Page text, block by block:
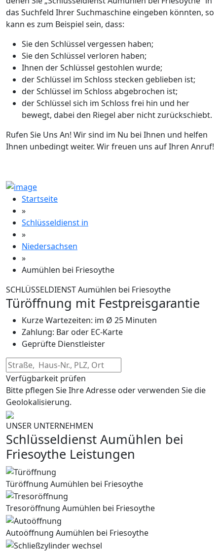
das Suchfeld Ihrer Suchmaschine eingeben könnten, so
kann es zum Beispiel sein, dass:
Sie den Schlüssel vergessen haben;
Sie den Schlüssel verloren haben;
Ihnen der Schlüssel gestohlen wurde;
der Schlüssel im Schloss stecken geblieben ist;
der Schlüssel im Schloss abgebrochen ist;
der Schlüssel sich im Schloss frei hin und her
bewegt, dabei den Riegel aber nicht zurückschiebt.
Rufen Sie Uns An! Wir sind im Nu bei Ihnen und helfen
Ihnen unbedingt weiter. Wir freuen uns auf Ihren Anruf!
Startseite
»
Schlüsseldienst in
»
Niedersachsen
»
Aumühlen bei Friesoythe
SCHLÜSSELDIENST Aumühlen bei Friesoythe
Türöffnung mit Festpreisgarantie
Kurze Wartezeiten: im Ø 25 Minuten
Zahlung: Bar oder EC-Karte
Geprüfte Dienstleister
Verfügbarkeit prüfen
Bitte pflegen Sie Ihre Adresse oder verwenden Sie die
Geolokalisierung.
UNSER UNTERNEHMEN
Schlüsseldienst Aumühlen bei
Friesoythe Leistungen
Türöffnung Aumühlen bei Friesoythe
Tresoröffnung Aumühlen bei Friesoythe
Autoöffnung Aumühlen bei Friesoythe